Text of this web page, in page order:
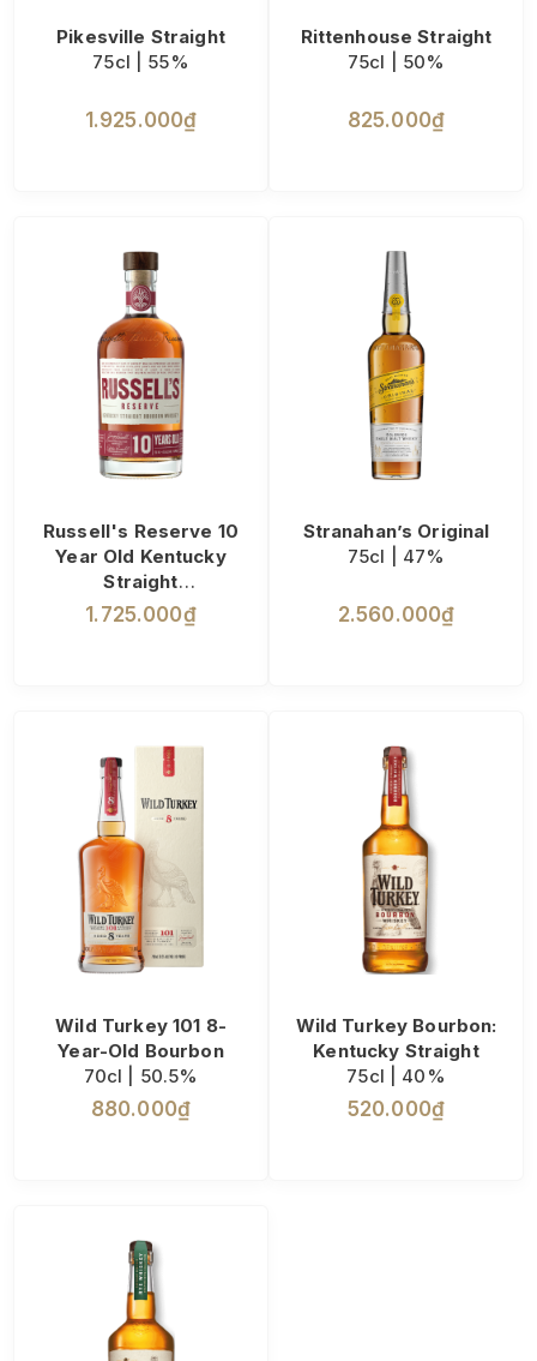
Pikesville Straight
75cl | 55%
1.925.000₫
Rittenhouse Straight
75cl | 50%
825.000₫
Russell's Reserve 10
Year Old Kentucky
Straight
75cl | 45%
1.725.000₫
Stranahan’s Original
75cl | 47%
2.560.000₫
Wild Turkey 101 8-
Year-Old Bourbon
70cl | 50.5%
880.000₫
Wild Turkey Bourbon:
Kentucky Straight
75cl | 40%
520.000₫